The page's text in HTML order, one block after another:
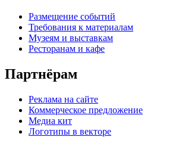
Размещение событий
Требования к материалам
Музеям и выставкам
Ресторанам и кафе
Партнёрам
Реклама на сайте
Коммерческое предложение
Медиа кит
Логотипы в векторе